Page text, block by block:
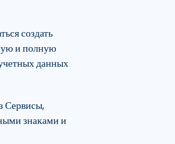
создать
и полную
данных
Сервисы,
знаками и